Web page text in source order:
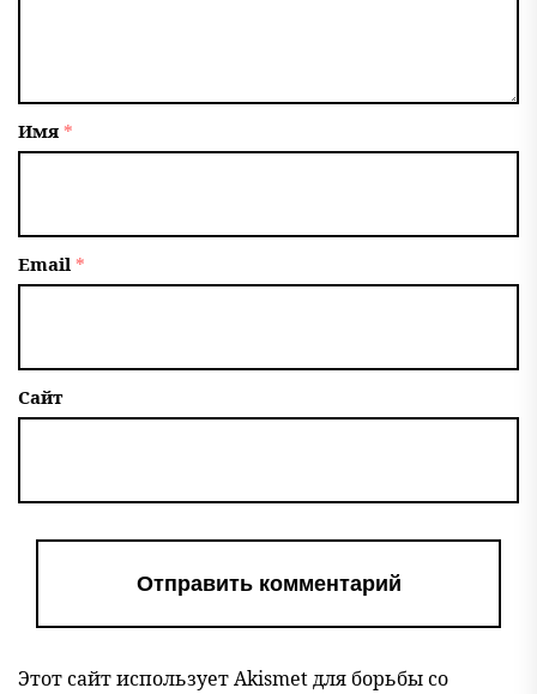
Имя *
Email *
Сайт
Этот сайт использует Akismet для борьбы со